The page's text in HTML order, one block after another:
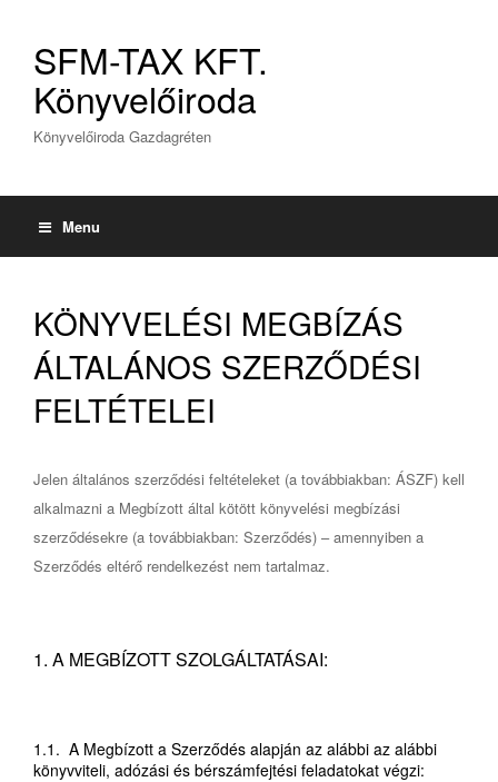
SFM-TAX KFT.
Könyvelőiroda
Könyvelőiroda Gazdagréten
Menu
KÖNYVELÉSI MEGBÍZÁS
ÁLTALÁNOS SZERZŐDÉSI
FELTÉTELEI
Jelen általános szerződési feltételeket (a továbbiakban: ÁSZF) kell
alkalmazni a Megbízott által kötött könyvelési megbízási
szerződésekre (a továbbiakban: Szerződés) – amennyiben a
Szerződés eltérő rendelkezést nem tartalmaz.
1. A MEGBÍZOTT SZOLGÁLTATÁSAI:
1.1. A Megbízott a Szerződés alapján az alábbi az alábbi
könyvviteli, adózási és bérszámfejtési feladatokat végzi: